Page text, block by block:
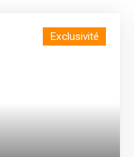
Exclusivité